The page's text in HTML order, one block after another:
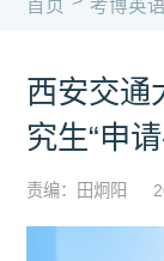
首页 考博英语
西安交通
究生“申
责编：田炯阳